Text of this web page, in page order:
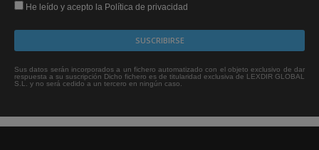
He leído y acepto la Política de privacidad
Sus datos serán incorporados a un fichero automatizado con el objeto exclusivo de dar
respuesta a su suscripción Dicho fichero es de titularidad exclusiva de LEXDIR GLOBAL
S.L. y no será cedido a un tercero en ningún caso.